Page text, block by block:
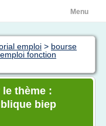
Menu
emploi > bourse
fonction
thème :
biep